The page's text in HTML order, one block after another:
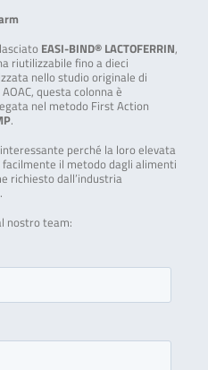
EASI-BIND® LACTOFERRIN,
riutilizzabile fino a dieci
nello studio originale di
questa colonna è
nel metodo First Action
.
perché la loro elevata
il metodo dagli alimenti
richiesto dall’industria
nostro team: